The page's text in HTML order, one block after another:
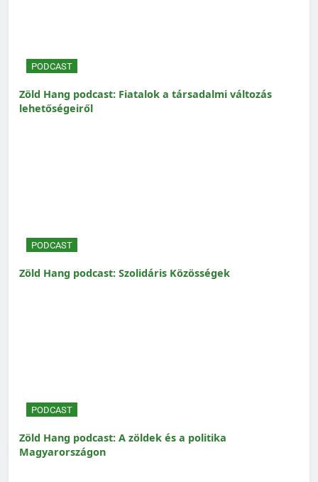
PODCAST
Zöld Hang podcast: Fiatalok a társadalmi változás
lehetőségeiről
PODCAST
Zöld Hang podcast: Szolidáris Közösségek
PODCAST
Zöld Hang podcast: A zöldek és a politika
Magyarországon